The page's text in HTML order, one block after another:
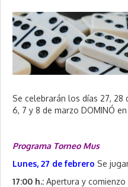
e
b
r
e
r
o
0
2
Se celebrarán los días 27, 28
6, 7 y 8 de marzo DOMINÓ
Programa Torneo Mus
Lunes, 27 de febrero Se
17:00 h.: Apertura y